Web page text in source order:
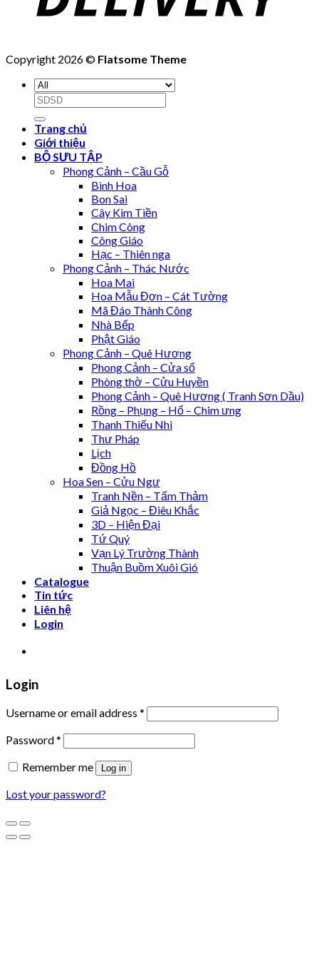
Copyright 2026 © Flatsome Theme
Search
for:
Trang chủ
Giới thiệu
BỘ SƯU TẬP
Phong Cảnh – Cầu Gỗ
Bình Hoa
Bon Sai
Cây Kim Tiền
Chim Công
Công Giáo
Hạc – Thiên nga
Phong Cảnh – Thác Nước
Hoa Mai
Hoa Mẫu Đơn – Cát Tường
Mã Đáo Thành Công
Nhà Bếp
Phật Giáo
Phong Cảnh – Quê Hương
Phong Cảnh – Cửa sổ
Phòng thờ – Cửu Huyền
Phong Cảnh – Quê Hương ( Tranh Sơn Dầu)
Rồng – Phụng – Hổ – Chim ưng
Thanh Thiếu Nhi
Thư Pháp
Lịch
Đồng Hồ
Hoa Sen – Cửu Ngư
Tranh Nền – Tấm Thảm
Giả Ngọc – Điêu Khắc
3D – Hiện Đại
Tứ Quý
Vạn Lý Trường Thành
Thuận Buồm Xuôi Gió
Catalogue
Tin tức
Liên hệ
Login
Login
Username or email address *
Password*
Remember me
Log in
Lost your password?